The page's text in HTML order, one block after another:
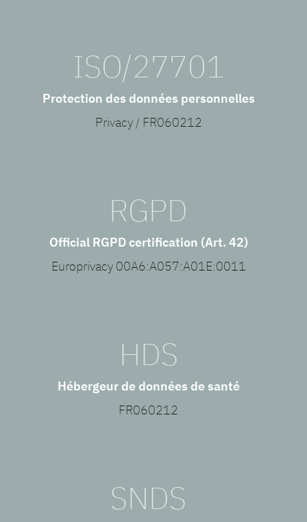
ISO/27701
Protection des données personnelles
Privacy / FR060212
RGPD
Official RGPD certification (Art. 42)
Europrivacy 00A6:A057:A01E:0011
HDS
Hébergeur de données de santé
FR060212
SNDS